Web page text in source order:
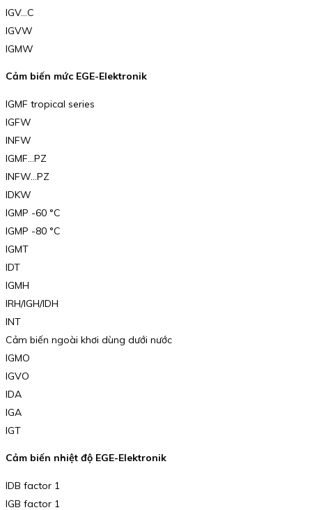
IGV…C
IGVW
IGMW
Cảm biến mức EGE-Elektronik
IGMF tropical series
IGFW
INFW
IGMF…PZ
INFW…PZ
IDKW
IGMP -60 °C
IGMP -80 °C
IGMT
IDT
IGMH
IRH/IGH/IDH
INT
Cảm biến ngoài khơi dùng dưới nước
IGMO
IGVO
IDA
IGA
IGT
Cảm biến nhiệt độ EGE-Elektronik
IDB factor 1
IGB factor 1